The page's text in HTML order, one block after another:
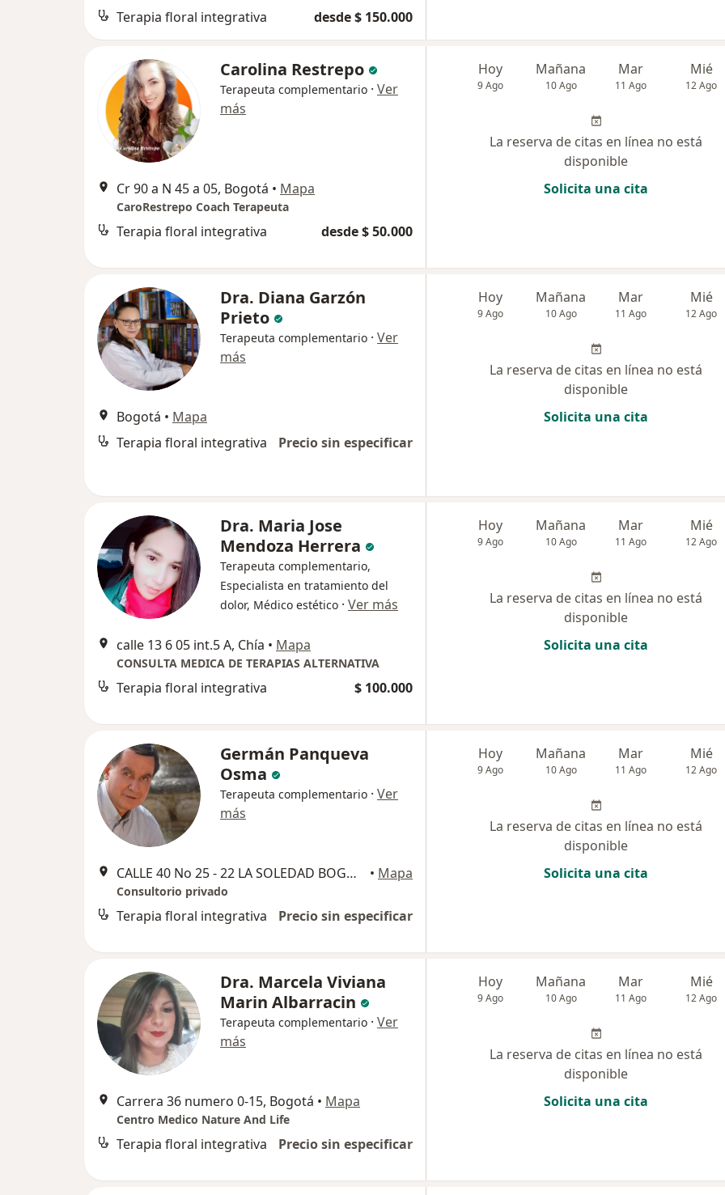
Terapia floral integrativa desde $ 150.000
Carolina Restrepo
Terapeuta complementario · Ver
más
Cr 90 a N 45 a 05, Bogotá • Mapa
CaroRestrepo Coach Terapeuta
Terapia floral integrativa desde $ 50.000
Hoy
9 Ago
Mañana
10 Ago
Mar
11 Ago
Mié
12 Ago
La reserva de citas en línea no está
disponible
Solicita una cita
Dra. Diana Garzón
Prieto
Terapeuta complementario · Ver
más
Bogotá • Mapa
Terapia floral integrativa
Precio sin especificar
Hoy
9 Ago
Mañana
10 Ago
Mar
11 Ago
Mié
12 Ago
La reserva de citas en línea no está
disponible
Solicita una cita
Dra. Maria Jose
Mendoza Herrera
Terapeuta complementario,
Especialista en tratamiento del
dolor, Médico estético · Ver más
calle 13 6 05 int.5 A, Chía • Mapa
CONSULTA MEDICA DE TERAPIAS ALTERNATIVA
Terapia floral integrativa $ 100.000
Hoy
9 Ago
Mañana
10 Ago
Mar
11 Ago
Mié
12 Ago
La reserva de citas en línea no está
disponible
Solicita una cita
Germán Panqueva
Osma
Terapeuta complementario · Ver
más
CALLE 40 No 25 - 22 LA SOLEDAD BOGOTÁ, Bogotá • Mapa
Consultorio privado
Terapia floral integrativa Precio sin especificar
Hoy
9 Ago
Mañana
10 Ago
Mar
11 Ago
Mié
12 Ago
La reserva de citas en línea no está
disponible
Solicita una cita
Dra. Marcela Viviana
Marin Albarracin
Terapeuta complementario · Ver
más
Carrera 36 numero 0-15, Bogotá • Mapa
Centro Medico Nature And Life
Terapia floral integrativa Precio sin especificar
Hoy
9 Ago
Mañana
10 Ago
Mar
11 Ago
Mié
12 Ago
La reserva de citas en línea no está
disponible
Solicita una cita